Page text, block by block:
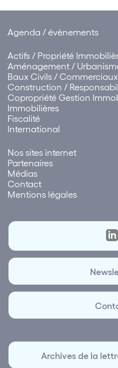
Agenda / évènements
Actifs / Propriété
Aménagement /
Baux Civils / Commerciaux
Construction /
Copropriété Gestion
Immobilières
Fiscalité
International
Nos sites internet
Partenaires
Médias
Contact
Mentions légales
Archives de la